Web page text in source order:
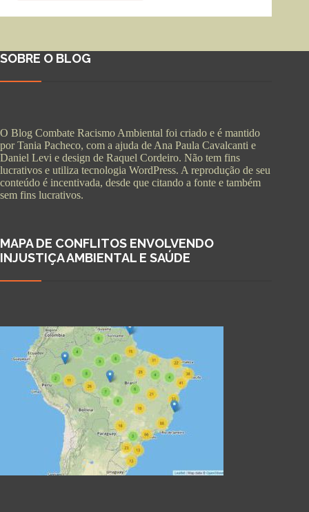
SOBRE O BLOG
O Blog Combate Racismo Ambiental foi criado e é mantido
por Tania Pacheco, com a ajuda de Ana Paula Cavalcanti e
Daniel Levi e design de Raquel Cordeiro. Não tem fins
lucrativos e utiliza tecnologia WordPress. A reprodução de seu
conteúdo é incentivada, desde que citando a fonte e também
sem fins lucrativos.
MAPA DE CONFLITOS ENVOLVENDO
INJUSTIÇA AMBIENTAL E SAÚDE